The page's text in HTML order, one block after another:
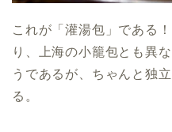
これが「灌湯包」である
り、上海の小籠包とも異
うであるが、ちゃんと独
る。